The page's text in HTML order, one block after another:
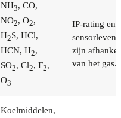
NH3, CO,
NO2, O2,
H2S, HCl,
HCN, H2,
SO2, Cl2, F2,
O3
IP-rating en
zijn
van het gas.
Koelmiddelen,